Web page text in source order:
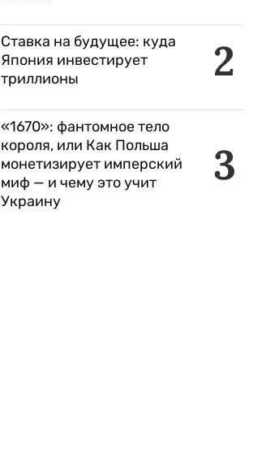
2
Ставка на будущее: куда
Япония инвестирует
триллионы
3
«1670»: фантомное тело
короля, или Как Польша
монетизирует имперский
миф — и чему это учит
Украину